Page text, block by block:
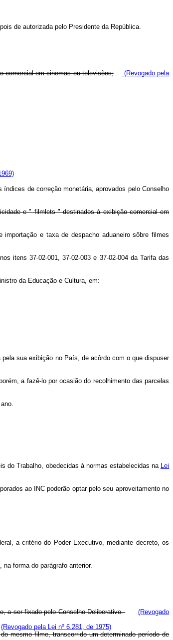
de autorizada pelo Presidente da República.
comercial em cinemas ou televisões;
(Revogado pela
de correção monetária, aprovados pelo Conselho
e " filmlets " destinados à exibição comercial em
importação e taxa de despacho aduaneiro sôbre filmes
itens 37-02-001, 37-02-003 e 37-02-004 da Tarifa das
da Educação e Cultura, em:
sua exibição no País, de acôrdo com o que dispuser
a fazê-lo por ocasião do recolhimento das parcelas
do Trabalho, obedecidas à normas estabelecidas na Lei
ao INC poderão optar pelo seu aproveitamento no
a critério do Poder Executivo, mediante decreto, os
forma do parágrafo anterior.
a ser fixado pelo Conselho Deliberativo.
(Revogado
(Revogado pela Lei nº 6.281, de 1975)
mesmo filme, transcorrido um determinado período de